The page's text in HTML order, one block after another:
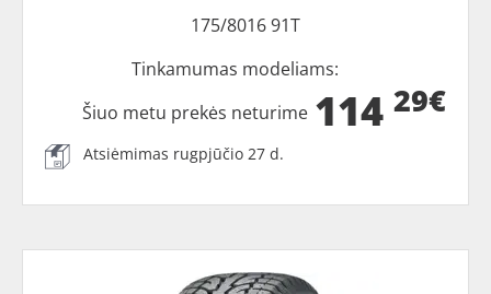
175/8016 91T
Tinkamumas modeliams:
114 29€
Šiuo metu prekės neturime
Atsiėmimas rugpjūčio 27 d.